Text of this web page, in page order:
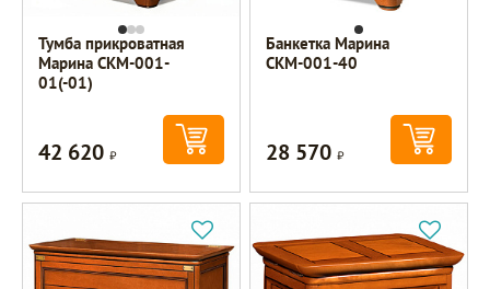
Тумба прикроватная
Марина СКМ-001-
01(-01)
42 620Р
Банкетка Марина
СКМ-001-40
28 570Р